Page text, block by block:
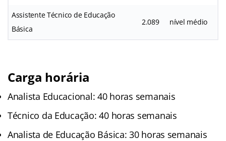
Assistente Técnico de Educação
Básica
2.089 nível médio
Carga horária
Analista Educacional: 40 horas semanais
Técnico da Educação: 40 horas semanais
Analista de Educação Básica: 30 horas semanais